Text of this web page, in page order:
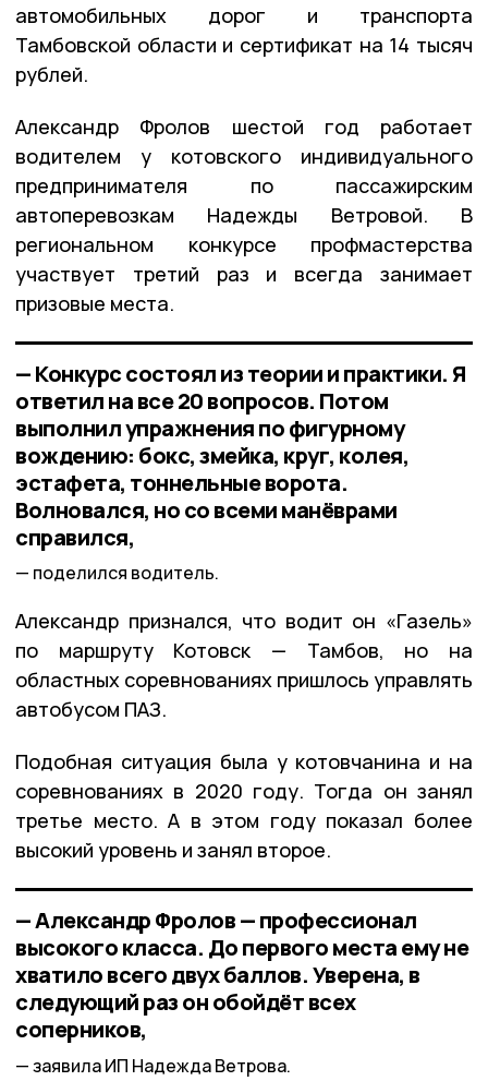
автомобильных дорог и транспорта
Тамбовской области и сертификат на 14 тысяч
рублей.
Александр Фролов шестой год работает
водителем у котовского индивидуального
предпринимателя по пассажирским
автоперевозкам Надежды Ветровой. В
региональном конкурсе профмастерства
участвует третий раз и всегда занимает
призовые места.
— Конкурс состоял из теории и практики. Я
ответил на все 20 вопросов. Потом
выполнил упражнения по фигурному
вождению: бокс, змейка, круг, колея,
эстафета, тоннельные ворота.
Волновался, но со всеми манёврами
справился,
поделился водитель.
Александр признался, что водит он «Газель»
по маршруту Котовск — Тамбов, но на
областных соревнованиях пришлось управлять
автобусом ПАЗ.
Подобная ситуация была у котовчанина и на
соревнованиях в 2020 году. Тогда он занял
третье место. А в этом году показал более
высокий уровень и занял второе.
— Александр Фролов — профессионал
высокого класса. До первого места ему не
хватило всего двух баллов. Уверена, в
следующий раз он обойдёт всех
соперников,
заявила ИП Надежда Ветрова.